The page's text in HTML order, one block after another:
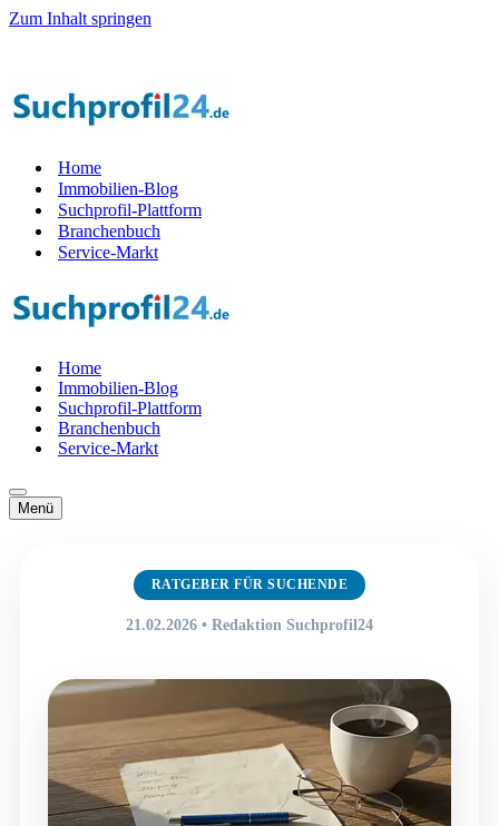
Zum Inhalt springen
Home
Immobilien-Blog
Suchprofil-Plattform
Branchenbuch
Service-Markt
Home
Immobilien-Blog
Suchprofil-Plattform
Branchenbuch
Service-Markt
Navigationsmenü
Menü
Navigationsmenü
RATGEBER FÜR SUCHENDE
21.02.2026 • Redaktion Suchprofil24